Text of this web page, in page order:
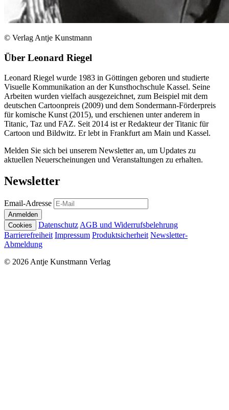
© Verlag Antje Kunstmann
Über Leonard Riegel
Leonard Riegel wurde 1983 in Göttingen geboren und studierte
Visuelle Kommunikation an der Kunsthochschule Kassel. Seine
Arbeiten wurden vielfach ausgezeichnet, zum Beispiel mit dem
deutschen Cartoonpreis (2009) und dem Sondermann-Förderpreis
für komische Kunst (2015), und erschienen unter anderem in
Titanic, Taz und FAZ. Seit 2014 ist er Redakteur der Titanic für
Cartoon und Bildwitz. Er lebt in Frankfurt am Main und Kassel.
Melden Sie sich bei unserem Newsletter an, um Updates zu
aktuellen Neuerscheinungen und Veranstaltungen zu erhalten.
Newsletter
Email-Adresse
Anmelden
Cookies
Datenschutz AGB und Widerrufsbelehrung
Barrierefreiheit Impressum Produktsicherheit Newsletter-
Abmeldung
© 2026 Antje Kunstmann Verlag